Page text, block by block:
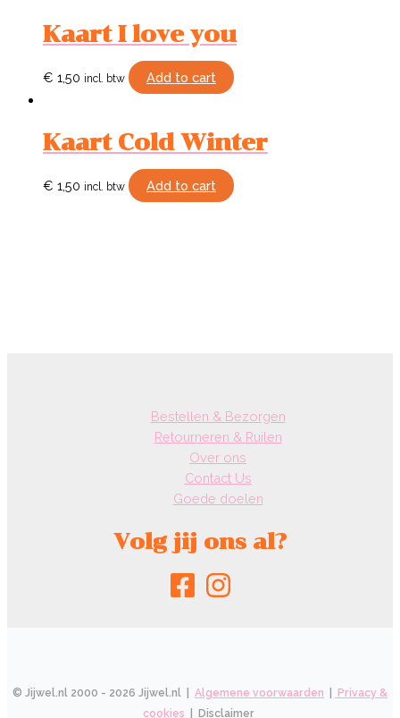
Kaart I love you
€ 1,50 incl. btw Add to cart
Kaart Cold Winter
€ 1,50 incl. btw Add to cart
Bestellen & Bezorgen
Retourneren & Ruilen
Over ons
Contact Us
Goede doelen
Volg jij ons al?
© Jijwel.nl 2000 - 2026 Jijwel.nl | Algemene voorwaarden
Privacy &
cookies | Disclaimer